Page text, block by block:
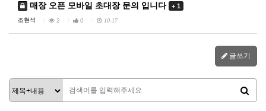
매장 오픈 모바일 초대장 문의 입니다 + 1
조현석 2 0 10-17
글쓰기